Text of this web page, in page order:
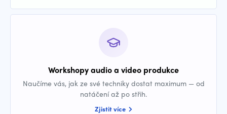
Workshopy audio a video produkce
Naučíme vás, jak ze své techniky dostat maximum — od
natáčení až po střih.
Zjistit více